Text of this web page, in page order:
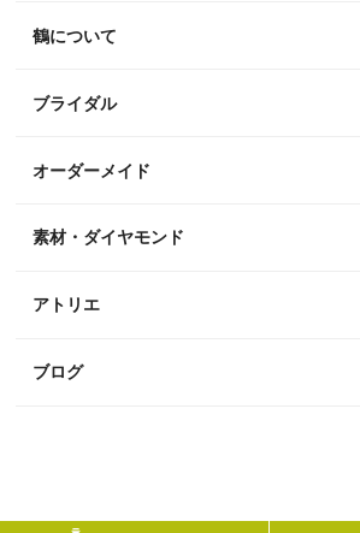
鶴について
ブライダル
オーダーメイド
素材・ダイヤモンド
アトリエ
ブログ